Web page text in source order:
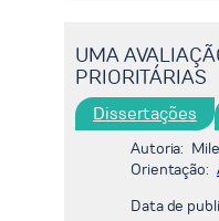
no
setor
da
em
UMA
PRIORITÁRIAS
Dissertações
Autoria:
Orientação:
Data de